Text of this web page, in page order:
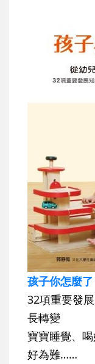
孩子你怎麼了
32項重要發
長轉變
寶寶睡覺、
好為難……